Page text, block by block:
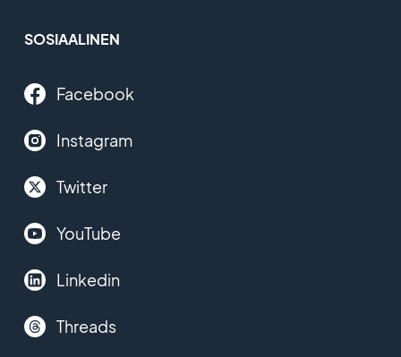
SOSIAALINEN
Facebook
Instagram
Twitter
YouTube
Linkedin
Threads